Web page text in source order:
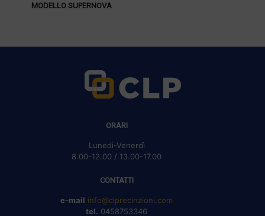
MODELLO SUPERNOVA
ORARI
Lunedì-Venerdì
8.00-12.00 / 13.00-17.00
CONTATTI
e-mail info@clprecinzioni.com
tel. 0458753346